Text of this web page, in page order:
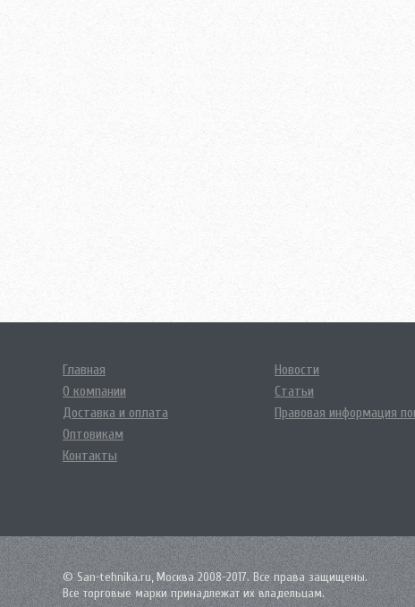
Главная
О компании
Доставка и оплата
Оптовикам
Контакты
Новости
Статьи
Правовая информация
© San-tehnika.ru, Москва 2008-2017. Все права защищены.
Все торговые марки принадлежат их владельцам.